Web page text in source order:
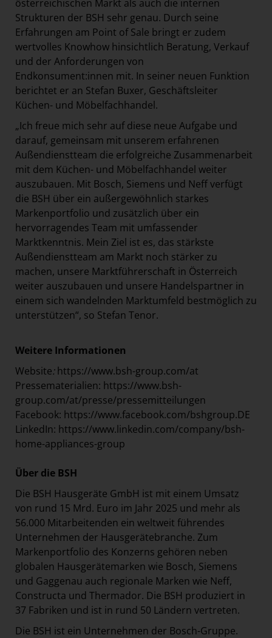
österreichischen Markt als auch die internen
Strukturen der BSH sehr genau. Durch seine
Erfahrungen am Point of Sale bringt er zudem
wertvolles Knowhow hinsichtlich Beratung, Verkauf
und der Anforderungen von
Endkonsument:innen mit. In seiner neuen Funktion
berichtet er an Stefan Buxer, Geschäftsleiter
Küchen- und Möbelfachhandel.
„Ich freue mich sehr auf diese neue Aufgabe und
darauf, gemeinsam mit unserem erfahrenen
Außendienstteam die erfolgreiche Zusammenarbeit
mit dem Küchen- und Möbelfachhandel weiter
auszubauen. Mit Bosch, Siemens und Neff verfügt
die BSH über ein außergewöhnlich starkes
Markenportfolio und zusätzlich über ein
hervorragendes Team mit umfassender
Marktkenntnis. Mein Ziel ist es, das stärkste
Außendienstteam am Markt noch stärker zu
machen, unsere Marktführerschaft in Österreich
weiter auszubauen und unsere Handelspartner in
einem sich wandelnden Marktumfeld bestmöglich zu
unterstützen“, so Stefan Tenor.
Weitere Informationen
Website:https://www.bsh-group.com/at
Pressematerialien: https://www.bsh-
group.com/at/presse/pressemitteilungen
Facebook: https://www.facebook.com/bshgroup.DE
LinkedIn: https://www.linkedin.com/company/bsh-
home-appliances-group
Über die BSH
Die BSH Hausgeräte GmbH ist mit einem Umsatz
von rund 15 Mrd. Euro im Jahr 2025 und mehr als
56.000 Mitarbeitenden ein weltweit führendes
Unternehmen der Hausgerätebranche. Zum
Markenportfolio des Konzerns gehören neben
globalen Hausgerätemarken wie Bosch, Siemens
und Gaggenau auch regionale Marken wie Neff,
Constructa und Thermador. Die BSH produziert in
37 Fabriken und ist in rund 50 Ländern vertreten.
Die BSH ist ein Unternehmen der Bosch-Gruppe.